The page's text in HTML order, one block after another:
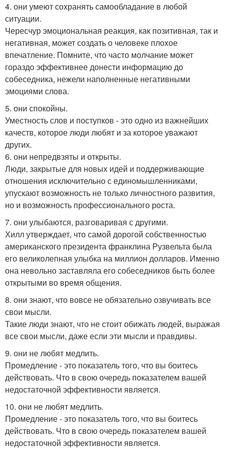
4. они умеют сохранять самообладание в любой
ситуации.
Чересчур эмоциональная реакция, как позитивная, так и
негативная, может создать о человеке плохое
впечатление. Помните, что часто молчание может
гораздо эффективнее донести информацию до
собеседника, нежели наполненные негативными
эмоциями слова.
5. они спокойны.
Уместность слов и поступков - это одно из важнейших
качеств, которое люди любят и за которое уважают
других.
6. они непредвзяты и открыты.
Люди, закрытые для новых идей и поддерживающие
отношения исключительно с единомышленниками,
упускают возможность не только личностного развития,
но и возможность профессионального роста.
7. они улыбаются, разговаривая с другими.
Хилл утверждает, что самой дорогой собственностью
американского президента франклина Рузвельта была
его великолепная улыбка на миллион долларов. Именно
она невольно заставляла его собеседников быть более
открытыми во время общения.
8. они знают, что вовсе не обязательно озвучивать все
свои мысли.
Такие люди знают, что не стоит обижать людей, выражая
все свои мысли, даже если эти мысли и правдивы.
9. они не любят медлить.
Промедление - это показатель того, что вы боитесь
действовать. Что в свою очередь показателем вашей
недостаточной эффективности является.
10. они не любят медлить.
Промедление - это показатель того, что вы боитесь
действовать. Что в свою очередь показателем вашей
недостаточной эффективности является.